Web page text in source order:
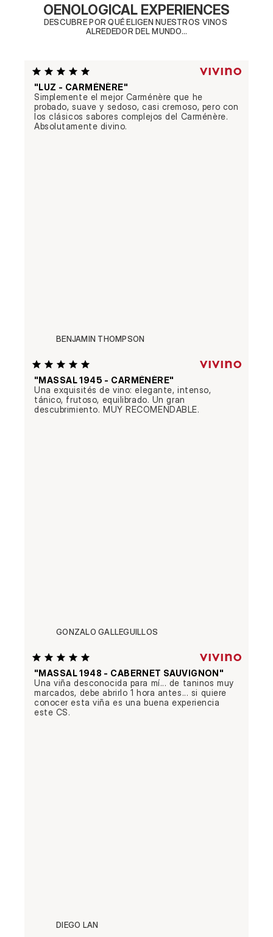
OENOLOGICAL EXPERIENCES
DESCUBRE POR QUÉ ELIGEN NUESTROS VINOS
ALREDEDOR DEL MUNDO...
"LUZ - CARMÉNÈRE"
Simplemente el mejor Carménère que he
probado, suave y sedoso, casi cremoso, pero con
los clásicos sabores complejos del Carménère.
Absolutamente divino.
BENJAMIN THOMPSON
"MASSAL 1945 - CARMÉNÈRE"
Una exquisités de vino: elegante, intenso,
tánico, frutoso, equilibrado. Un gran
descubrimiento. MUY RECOMENDABLE.
GONZALO GALLEGUILLOS
"MASSAL 1948 - CABERNET SAUVIGNON"
Una viña desconocida para mí... de taninos muy
marcados, debe abrirlo 1 hora antes... si quiere
conocer esta viña es una buena experiencia
este CS.
DIEGO LAN